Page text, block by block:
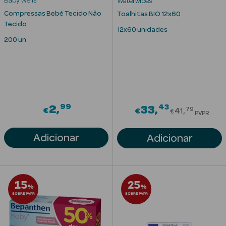
Solares
Compressas Bebé Tecido Não
Tecido
200 un
€2 99
Adicionar
Toalhitas BIO 12x60
12x60 unidades
€33 43Price
€ 41 79
PVPR
Adicionar
15%
SOBRE PVPR
25%
SOBRE PVPR